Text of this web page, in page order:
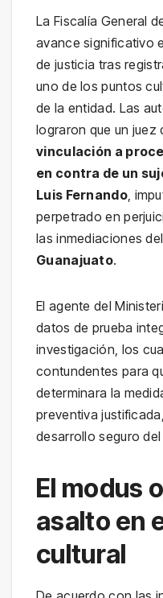
La Fiscalía General
avance significativo
de justicia tras
uno de los puntos
de la entidad. Las
lograron que un
vinculación a
en contra de un
Luis Fernando,
perpetrado en
las inmediaciones del
Guanajuato.
El agente del
datos de prueba
investigación, los
contundentes para
determinara la
preventiva
desarrollo seguro
El modus
asalto en
cultural